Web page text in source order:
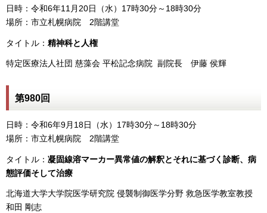
日時：令和6年11月20日（水）17時30分～18時30分
場所：市立札幌病院 2階講堂
タイトル： 精神科と人権
特定医療法人社団 慈藻会 平松記念病院 副院長 伊藤 侯輝
第980回
日時：令和6年9月18日（水）17時30分～18時30分
場所：市立札幌病院 2階講堂
タイトル： 凝固線溶マーカー異常値の解釈とそれに基づく診断、病
態評価そして治療
北海道大学大学院医学研究院 侵襲制御医学分野 救急医学教室教授
和田 剛志